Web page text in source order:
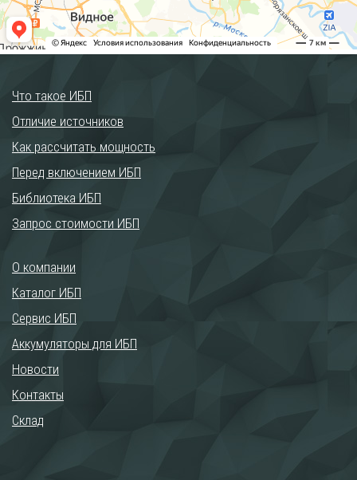
Что такое ИБП
Отличие источников
Как рассчитать мощность
Перед включением ИБП
Библиотека ИБП
Запрос стоимости ИБП
О компании
Каталог ИБП
Сервис ИБП
Аккумуляторы для ИБП
Новости
Контакты
Склад